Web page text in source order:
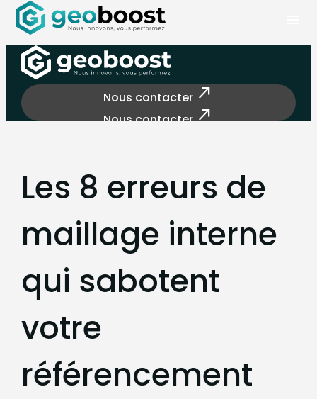
Nous contacter north_east
Nous contacternorth_east
Les 8 erreurs de
maillage interne
qui sabotent
votre
référencement
Panneau de gestion des cookies